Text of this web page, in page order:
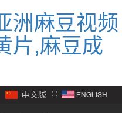
洲麻豆视频
片,麻豆成
∷